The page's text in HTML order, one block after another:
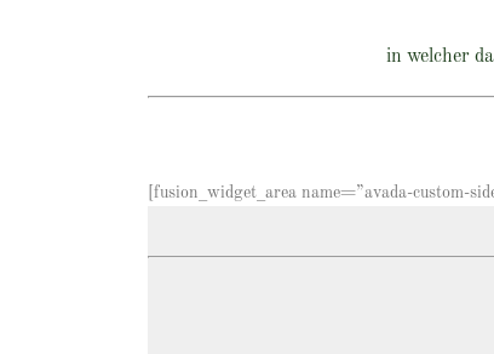
in welcher
[fusion_widget_area name=”avada-custom-